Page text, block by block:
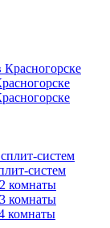
систем
систем
комнаты
комнаты
комнаты